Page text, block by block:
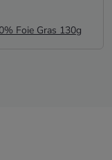
Foie Gras 130g